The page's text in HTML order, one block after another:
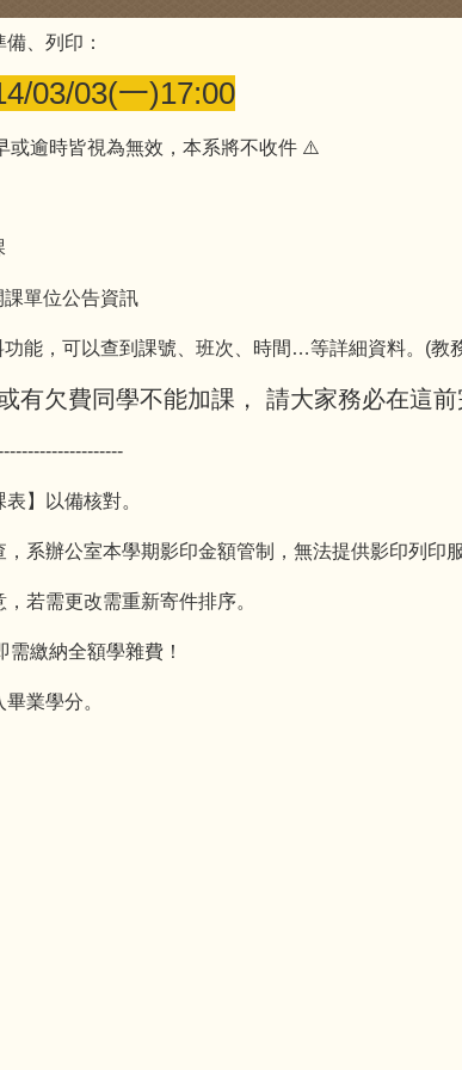
、列印：
03/03(一)17:00
或逾時皆視為無效，本系將不收件 ⚠️
單位公告資訊
能，可以查到課號、班次、時間…等詳細資料。(教
有欠費同學不能加課， 請大家務必在這
】以備核對。
系辦公室本學期影印金額管制，無法提供影印列印
若需更改需重新寄件排序。
繳納全額學雜費！
業學分。